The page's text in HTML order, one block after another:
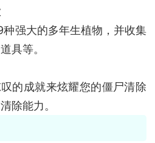
强大的多年生植物，并收集
具等。
的成就来炫耀您的僵尸清除
除能力。